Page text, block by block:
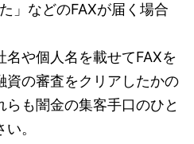
」などのFAXが届く場合
名や個人名を載せてFAXを
資の審査をクリアしたかの
らも闇金の集客手口のひと
。